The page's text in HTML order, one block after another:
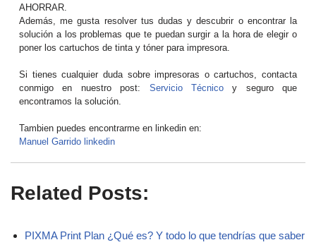
AHORRAR.
Además, me gusta resolver tus dudas y descubrir o encontrar la
solución a los problemas que te puedan surgir a la hora de elegir o
poner los cartuchos de tinta y tóner para impresora.
Si tienes cualquier duda sobre impresoras o cartuchos, contacta
conmigo en nuestro post: Servicio Técnicoy seguro que
encontramos la solución.
Tambien puedes encontrarme en linkedin en:
Manuel Garrido linkedin
Related Posts:
PIXMA Print Plan ¿Qué es? Y todo lo que tendrías que saber